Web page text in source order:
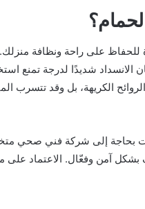
على راحة ونظافة
الانسداد شديدًا لدرجة تمنع
الكريهة، بل وقد تتسرب
أنت بحاجة إلى شركة فني صحي
بشكل آمن وفعّال. الاعتماد على